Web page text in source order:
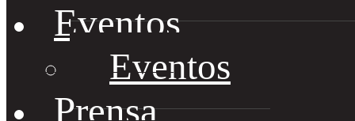
Eventos
Eventos
Prensa